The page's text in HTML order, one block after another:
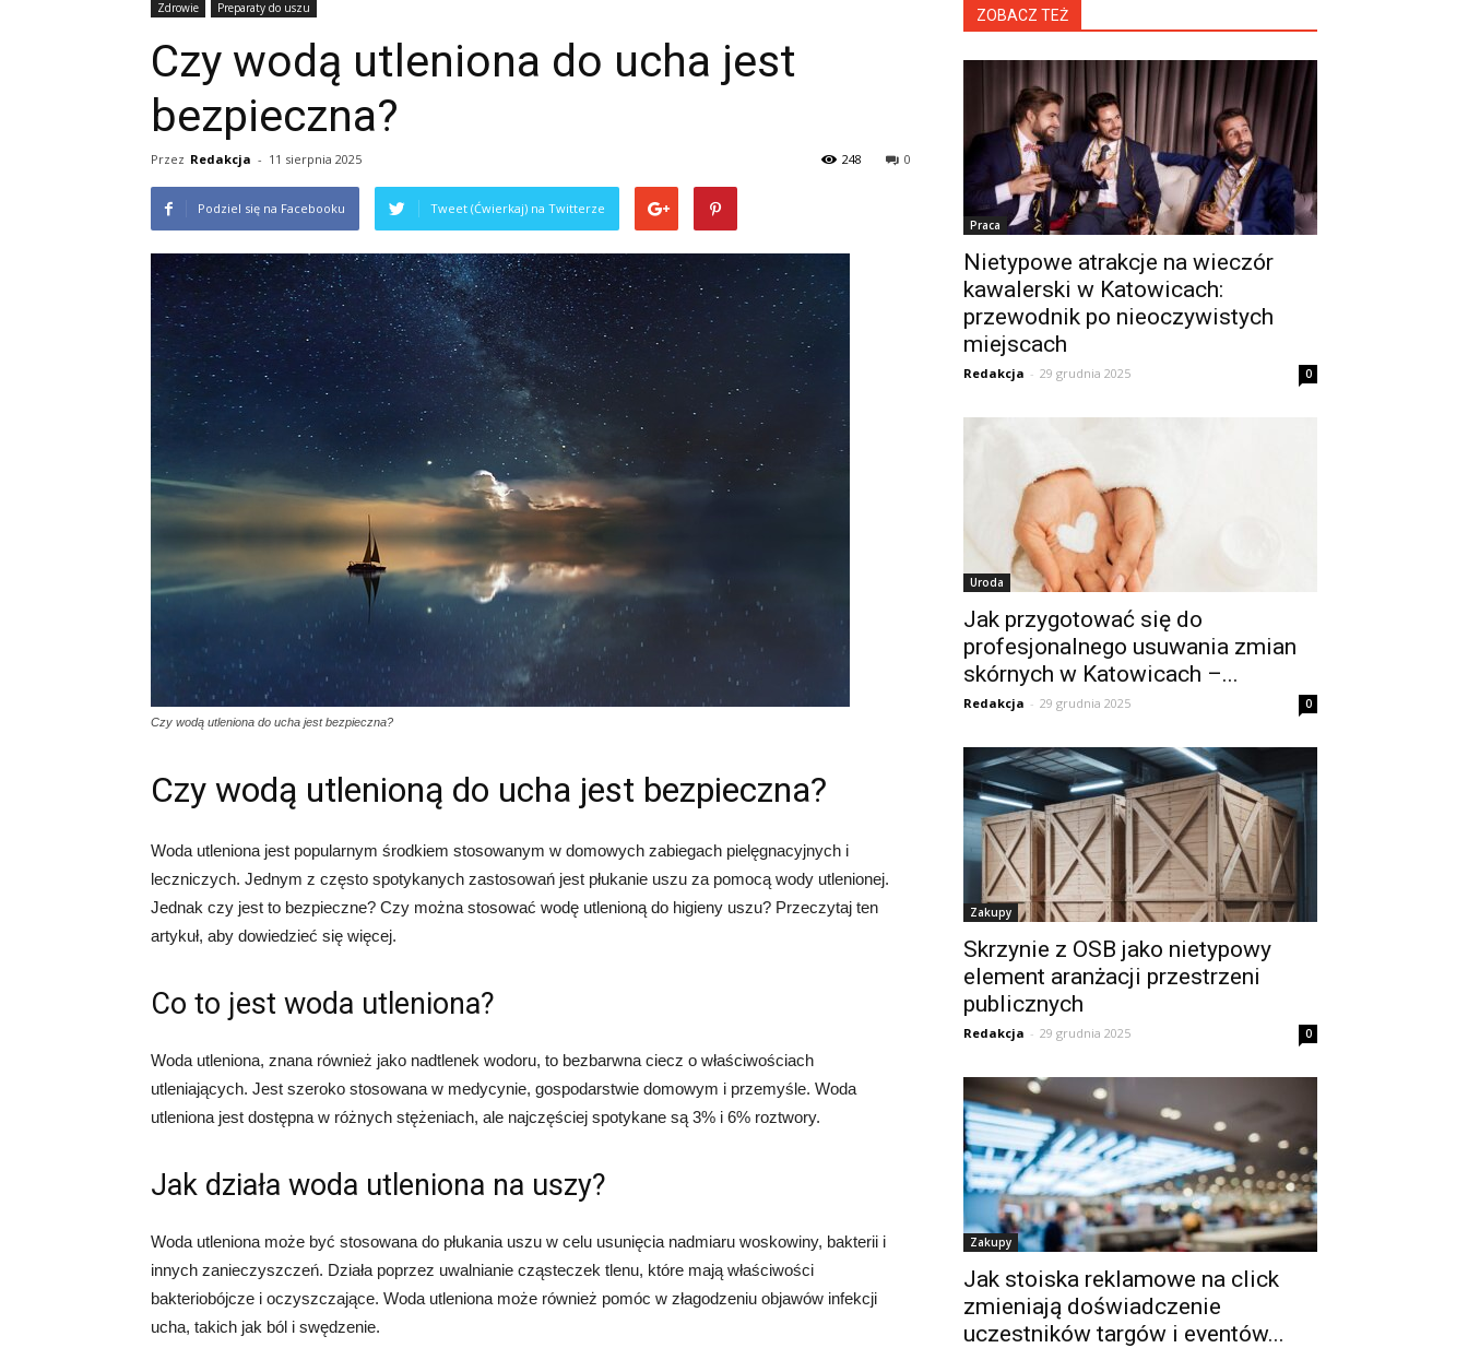
Zdrowie Preparaty do uszu
Czy wodą utleniona do ucha jest
bezpieczna?
Przez Redakcja - 11 sierpnia 2025 0
248
Podziel się na Facebooku Tweet (Ćwierkaj) na Twitterze
Czy wodą utleniona do ucha jest bezpieczna?
Czy wodą utlenioną do ucha jest bezpieczna?
Woda utleniona jest popularnym środkiem stosowanym w domowych zabiegach pielęgnacyjnych i
leczniczych. Jednym z często spotykanych zastosowań jest płukanie uszu za pomocą wody utlenionej.
Jednak czy jest to bezpieczne? Czy można stosować wodę utlenioną do higieny uszu? Przeczytaj ten
artykuł, aby dowiedzieć się więcej.
Co to jest woda utleniona?
Woda utleniona, znana również jako nadtlenek wodoru, to bezbarwna ciecz o właściwościach
utleniających. Jest szeroko stosowana w medycynie, gospodarstwie domowym i przemyśle. Woda
utleniona jest dostępna w różnych stężeniach, ale najczęściej spotykane są 3% i 6% roztwory.
Jak działa woda utleniona na uszy?
Woda utleniona może być stosowana do płukania uszu w celu usunięcia nadmiaru woskowiny, bakterii i
innych zanieczyszczeń. Działa poprzez uwalnianie cząsteczek tlenu, które mają właściwości
bakteriobójcze i oczyszczające. Woda utleniona może również pomóc w złagodzeniu objawów infekcji
ucha, takich jak ból i swędzenie.
ZOBACZ TEŻ
Praca
Nietypowe atrakcje na wieczór
kawalerski w Katowicach:
przewodnik po nieoczywistych
miejscach
Redakcja - 29 grudnia 2025 0
Uroda
Jak przygotować się do
profesjonalnego usuwania zmian
skórnych w Katowicach –...
Redakcja - 29 grudnia 2025 0
Zakupy
Skrzynie z OSB jako nietypowy
element aranżacji przestrzeni
publicznych
Redakcja - 29 grudnia 2025 0
Zakupy
Jak stoiska reklamowe na click
zmieniają doświadczenie
uczestników targów i eventów...